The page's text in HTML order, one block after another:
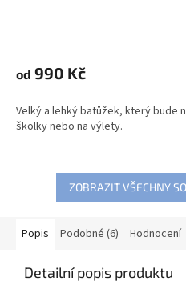
od 990 Kč
Velký a lehký batůžek, který bude
školky nebo na výlety.
ZOBRAZIT VŠECHNY
Popis Podobné (6) Hodnocení
Detailní popis produktu